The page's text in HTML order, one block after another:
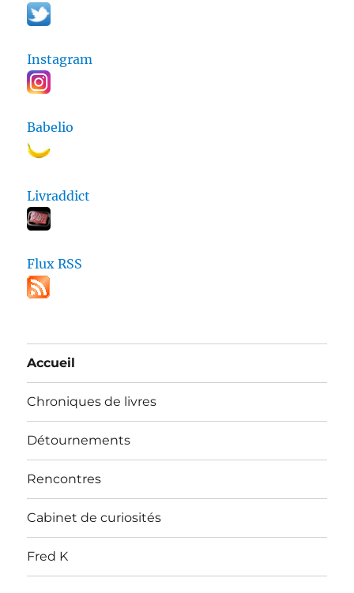
Instagram
Babelio
Livraddict
Flux RSS
Accueil
Chroniques de livres
Détournements
Rencontres
Cabinet de curiosités
Fred K